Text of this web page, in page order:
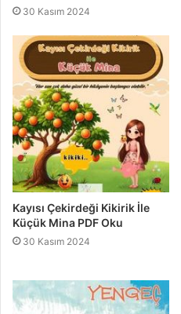
30 Kasım 2024
Kayısı Çekirdeği Kikirik İle
Küçük Mina PDF Oku
30 Kasım 2024